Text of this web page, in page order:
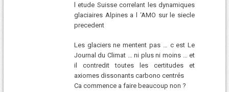
l etude Suisse correlant les dynamiques
glaciaires Alpines a l ‘AMO sur le siecle
precedent
Les glaciers ne mentent pas … c est Le
Journal du Climat … ni plus ni moins … et
il contredit toutes les certitudes et
axiomes dissonants carbono centrés
Ca commence a faire beaucoup non ?